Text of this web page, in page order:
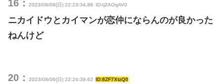
16： 2023/08/06(日) 22:23:34.86 ID:Ij2AOqAV0
ニカイドウとカイマンが恋仲にならんのが良かった
ねんけど
20： 2023/08/06(日) 22:24:39.62 ID:8ZF7XtzQ0